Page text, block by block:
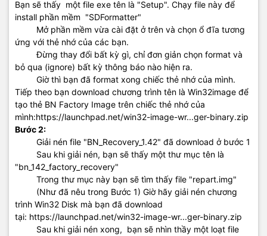
Bạn sẽ thấy một file exe tên là "Setup". Chạy file này để
install phần mềm "SDFormatter"
Mở phần mềm vừa cài đặt ở trên và chọn ổ đĩa tương
ứng với thẻ nhớ của các bạn.
Đừng thay đổi bất kỳ gì, chỉ đơn giản chọn format và
bỏ qua (ignore) bất kỳ thông báo nào hiện ra.
Giờ thì bạn đã format xong chiếc thẻ nhớ của mình.
Tiếp theo bạn download chương trình tên là Win32image để
tạo thẻ BN Factory Image trên chiếc thẻ nhớ của
mình:https://launchpad.net/win32-image-wr...ger-binary.zip
Bước 2:
Giải nén file "BN_Recovery_1.42" đã download ở bước 1
Sau khi giải nén, bạn sẽ thấy một thư mục tên là
"bn_142_factory_recovery"
Trong thư mục này bạn sẽ tìm thấy file "repart.img"
(Như đã nêu trong Bước 1) Giờ hãy giải nén chương
trình Win32 Disk mà bạn đã download
tại: https://launchpad.net/win32-image-wr...ger-binary.zip
Sau khi giải nén xong, bạn sẽ nhìn thầy một loạt file